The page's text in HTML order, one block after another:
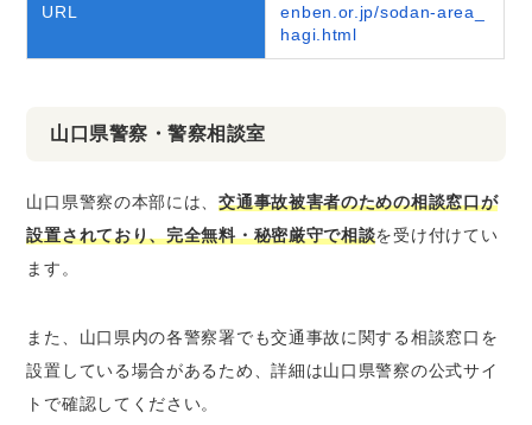
URL
enben.or.jp/sodan-area_
hagi.html
山口県警察・警察相談室
山口県警察の本部には、交通事故被害者のための相談窓口が
設置されており、完全無料・秘密厳守で相談を受け付けてい
ます。
また、山口県内の各警察署でも交通事故に関する相談窓口を
設置している場合があるため、詳細は山口県警察の公式サイ
トで確認してください。